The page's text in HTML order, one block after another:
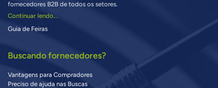
fornecedores B2B de todos os setores.
Continuar lendo...
Guia de Feiras
Buscando fornecedores?
Vantagens para Compradores
Preciso de ajuda nas Buscas